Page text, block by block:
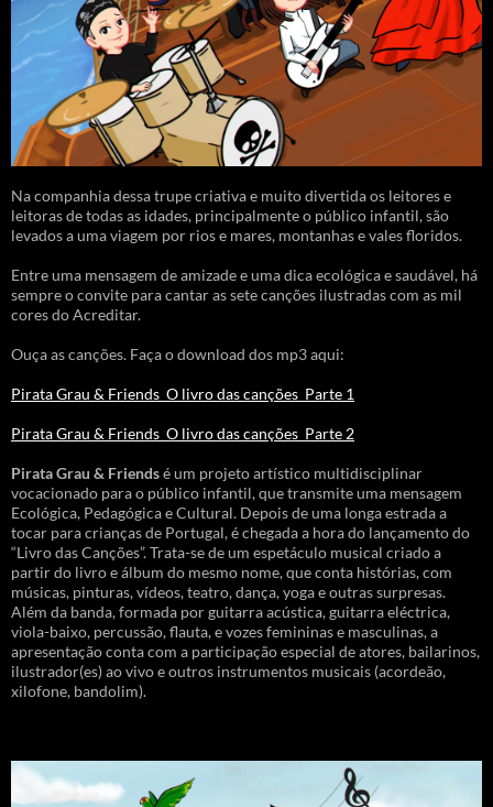
Na companhia dessa trupe criativa e muito divertida os leitores e
leitoras de todas as idades, principalmente o público infantil, são
levados a uma viagem por rios e mares, montanhas e vales floridos.
Entre uma mensagem de amizade e uma dica ecológica e saudável, há
sempre o convite para cantar as sete canções ilustradas com as mil
cores do Acreditar.
Ouça as canções. Faça o download dos mp3 aqui:
Pirata Grau & Friends_O livro das canções_Parte 1
Pirata Grau & Friends_O livro das canções_Parte 2
Pirata Grau & Friendsé um projeto artístico multidisciplinar
vocacionado para o público infantil, que transmite uma mensagem
Ecológica, Pedagógica e Cultural. Depois de uma longa estrada a
tocar para crianças de Portugal, é chegada a hora do lançamento do
“Livro das Canções”. Trata-se de um espetáculo musical criado a
partir do livro e álbum do mesmo nome, que conta histórias, com
músicas, pinturas, vídeos, teatro, dança, yoga e outras surpresas.
Além da banda, formada por guitarra acústica, guitarra eléctrica,
viola-baixo, percussão, flauta, e vozes femininas e masculinas, a
apresentação conta com a participação especial de atores, bailarinos,
ilustrador(es) ao vivo e outros instrumentos musicais (acordeão,
xilofone, bandolim).